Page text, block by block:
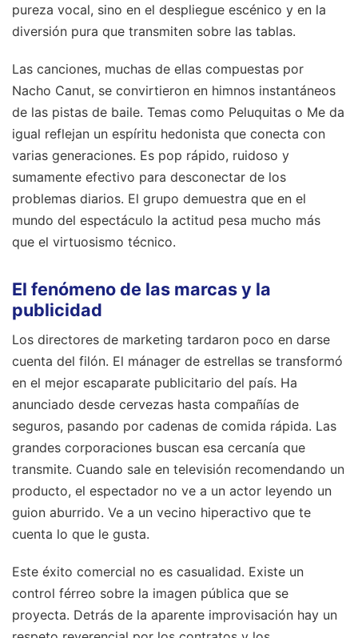
pureza vocal, sino en el despliegue escénico y en la
diversión pura que transmiten sobre las tablas.
Las canciones, muchas de ellas compuestas por
Nacho Canut, se convirtieron en himnos instantáneos
de las pistas de baile. Temas como Peluquitas o Me da
igual reflejan un espíritu hedonista que conecta con
varias generaciones. Es pop rápido, ruidoso y
sumamente efectivo para desconectar de los
problemas diarios. El grupo demuestra que en el
mundo del espectáculo la actitud pesa mucho más
que el virtuosismo técnico.
El fenómeno de las marcas y la
publicidad
Los directores de marketing tardaron poco en darse
cuenta del filón. El mánager de estrellas se transformó
en el mejor escaparate publicitario del país. Ha
anunciado desde cervezas hasta compañías de
seguros, pasando por cadenas de comida rápida. Las
grandes corporaciones buscan esa cercanía que
transmite. Cuando sale en televisión recomendando un
producto, el espectador no ve a un actor leyendo un
guion aburrido. Ve a un vecino hiperactivo que te
cuenta lo que le gusta.
Este éxito comercial no es casualidad. Existe un
control férreo sobre la imagen pública que se
proyecta. Detrás de la aparente improvisación hay un